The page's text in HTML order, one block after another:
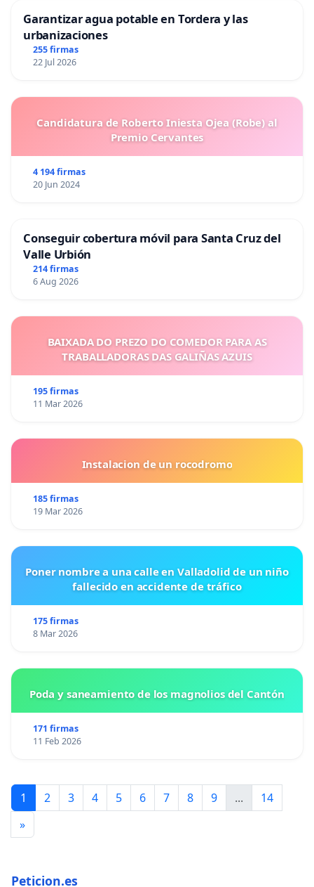
Garantizar agua potable en Tordera y las
urbanizaciones
255 firmas
22 Jul 2026
Candidatura de Roberto Iniesta Ojea (Robe) al
Premio Cervantes
4 194 firmas
20 Jun 2024
Conseguir cobertura móvil para Santa Cruz del
Valle Urbión
214 firmas
6 Aug 2026
BAIXADA DO PREZO DO COMEDOR PARA AS
TRABALLADORAS DAS GALIÑAS AZUIS
195 firmas
11 Mar 2026
Instalacion de un rocodromo
185 firmas
19 Mar 2026
Poner nombre a una calle en Valladolid de un niño
fallecido en accidente de tráfico
175 firmas
8 Mar 2026
Poda y saneamiento de los magnolios del Cantón
171 firmas
11 Feb 2026
1 2 3 4 5 6 7 8 9 ...
14
»
Peticion.es